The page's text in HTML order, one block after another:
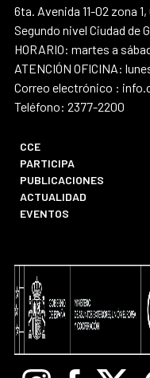
6ta. Avenida 11-02 zona
Segundo nivel Ciudad de
HORARIO: martes a
ATENCIÓN OFICINA:
Correo electrónico :
Teléfono: 2377-2200
CCE
PARTICIPA
PUBLICACIONES
ACTUALIDAD
EVENTOS